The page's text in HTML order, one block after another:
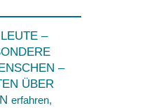
–
–
ÜBER
erfahren,